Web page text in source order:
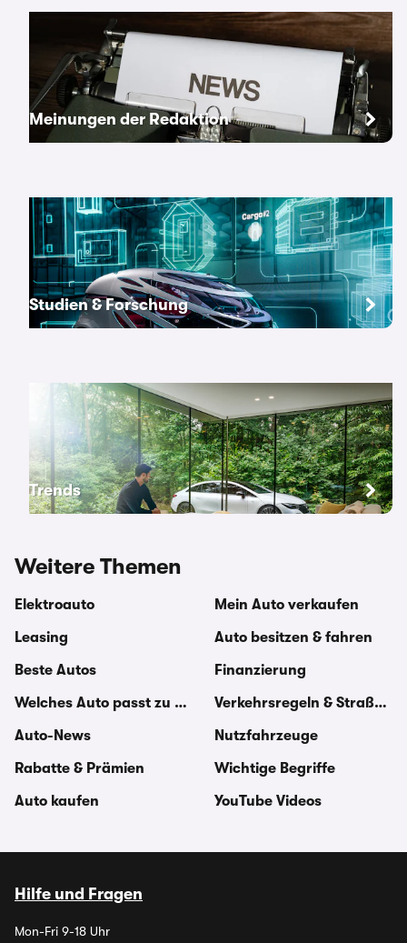
Meinungen der Redaktion
Studien & Forschung
Trends
Weitere Themen
Elektroauto
Leasing
Beste Autos
Welches Auto passt zu mir
Auto-News
Rabatte & Prämien
Auto kaufen
Mein Auto verkaufen
Auto besitzen & fahren
Finanzierung
Verkehrsregeln &
Nutzfahrzeuge
Wichtige Begriffe
YouTube Videos
Hilfe und Fragen
Mon-Fri 9-18 Uhr